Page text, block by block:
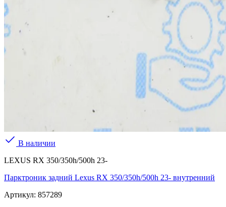
В наличии
LEXUS RX 350/350h/500h 23-
Парктроник задний Lexus RX 350/350h/500h 23- внутренний
Артикул: 857289